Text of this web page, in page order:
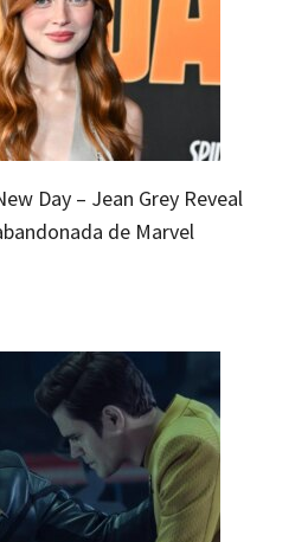
Day – Jean Grey Reveal
de Marvel